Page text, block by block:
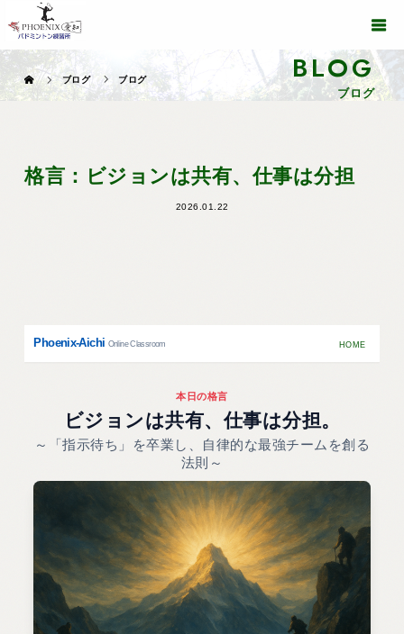
BLOG
ブログ
ブログ ブログ
格言：ビジョンは共有、仕事は分担
2026.01.22
Phoenix-Aichi Online Classroom HOME
本日の格言
ビジョンは共有、仕事は分担。
～「指示待ち」を卒業し、自律的な最強チームを創る
法則～